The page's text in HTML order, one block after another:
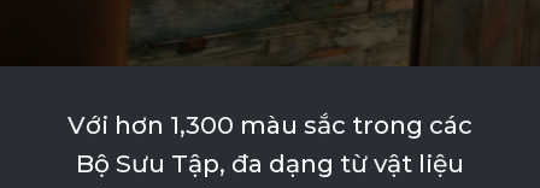
Với hơn 1,300 màu sắc trong các
Bộ Sưu Tập, đa dạng từ vật liệu